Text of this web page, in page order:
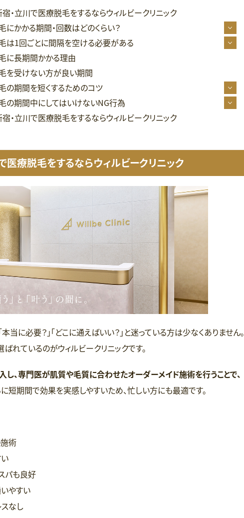
宿・立川で医療脱毛をするならウィルビークリニック
にかかる期間・回数はどのくらい？
は1回ごとに間隔を空ける必要がある
に長期間かかる理由
を受けない方が良い期間
の期間を短くするためのコツ
の期間中にしてはいけないNG行為
宿・立川で医療脱毛をするならウィルビークリニック
医療脱毛をするならウィルビークリニック
当に必要？」「どこに通えばいい？」と迷っている方は少なくありません。
れているのがウィルビークリニックです。
、専門医が肌質や毛質に合わせたオーダーメイド施術を行うことで、
短期間で効果を実感しやすいため、忙しい方にも最適です。
術
パも良好
やすい
なし